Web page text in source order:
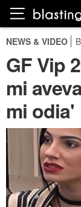
NEWS & VIDEO
GF Vip
mi
mi odia'